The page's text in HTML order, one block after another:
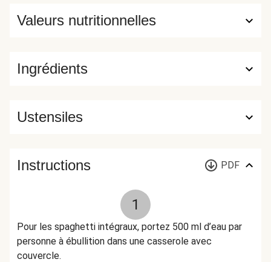
Ingrédients
Valeurs nutritionnelles
Ustensiles
Instructions PDF
1
Pour les spaghetti intégraux, portez 500 ml d’eau par
personne à ébullition dans une casserole avec
couvercle.